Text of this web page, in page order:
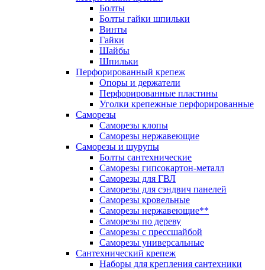
Болты
Болты гайки шпильки
Винты
Гайки
Шайбы
Шпильки
Перфорированный крепеж
Опоры и держатели
Перфорированные пластины
Уголки крепежные перфорированные
Саморезы
Саморезы клопы
Саморезы нержавеющие
Саморезы и шурупы
Болты сантехнические
Саморезы гипсокартон-металл
Саморезы для ГВЛ
Саморезы для сэндвич панелей
Саморезы кровельные
Саморезы нержавеющие**
Саморезы по дереву
Саморезы с прессшайбой
Саморезы универсальные
Сантехнический крепеж
Наборы для крепления сантехники